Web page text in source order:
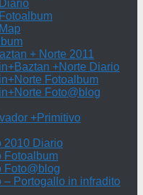
+ Norte 2011
+Norte Diario
Fotoalbum
Foto@blog
+Primitivo
2010 Diario
Fotoalbum
Foto@blog
– Portogallo in infradito